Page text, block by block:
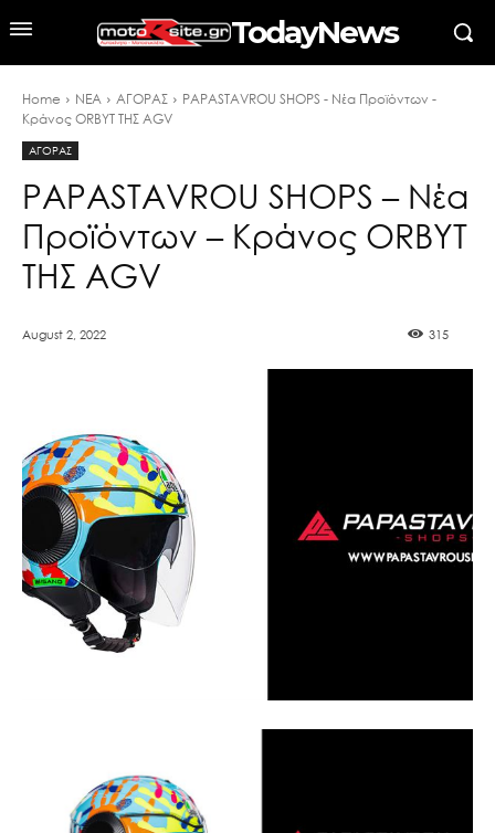
TodayNews
Home ΝΕΑ ΑΓΟΡΑΣ
PAPASTAVROU SHOPS - Νέα Προϊόντων -
Κράνος ORBYT ΤΗΣ AGV
ΑΓΟΡΑΣ
PAPASTAVROU SHOPS – Νέα
Προϊόντων – Κράνος ORBYT
ΤΗΣ AGV
August 2, 2022 315